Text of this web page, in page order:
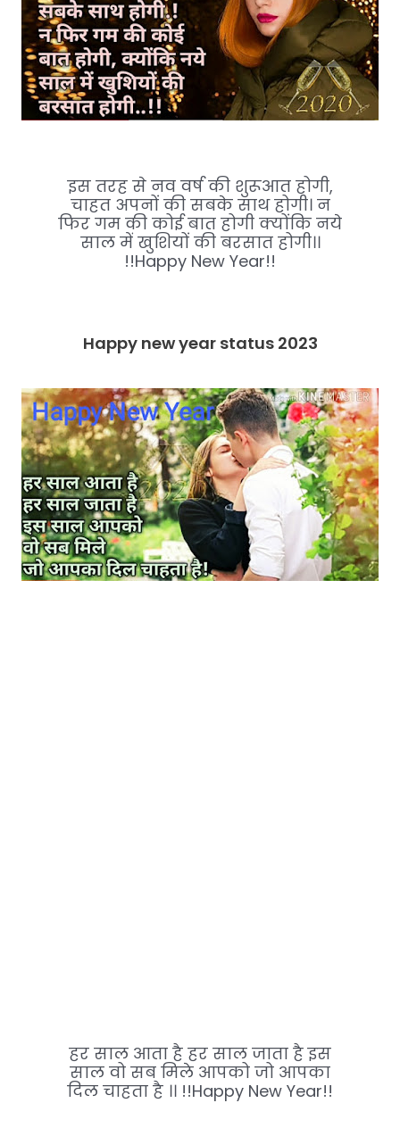
इस तरह से नव वर्ष की शुरूआत होगी,
चाहत अपनों की सबके साथ होगी। न
फिर गम की कोई बात होगी क्योंकि नये
साल में खुशियों की बरसात होगी।।
!!Happy New Year!!
Happy new year status 2023
हर साल आता है हर साल जाता है इस
साल वो सब मिले आपको जो आपका
दिल चाहता है ।। !!Happy New Year!!